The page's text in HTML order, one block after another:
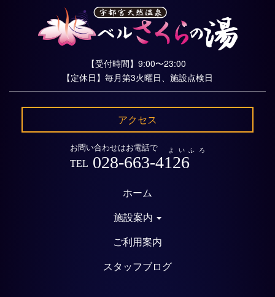
【受付時間】9:00〜23:00
【定休日】毎月第3火曜日、施設点検日
アクセス
お問い合わせはお電話で よいふろ
TEL 028-663-4126
ホーム
施設案内
ご利用案内
スタッフブログ